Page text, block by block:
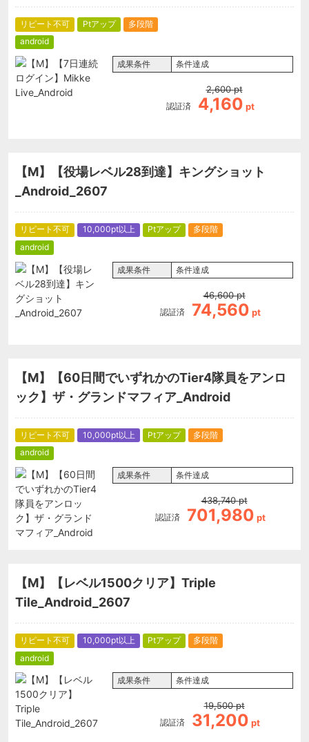
リピート不可 Ptアップ
多段階
android
成果条件 条件達成
認証済
2,600 pt
4,160 pt
【M】【役場レベル28到達】キングショット
_Android_2607
リピート不可 10,000pt以上 Ptアップ
多段階
android
成果条件 条件達成
認証済
46,600 pt
74,560 pt
【M】【60日間でいずれかのTier4隊員をアンロ
ック】ザ・グランドマフィア_Android
リピート不可 10,000pt以上 Ptアップ
多段階
android
成果条件 条件達成
認証済
438,740 pt
701,980 pt
【M】【レベル1500クリア】Triple
Tile_Android_2607
リピート不可 10,000pt以上 Ptアップ
多段階
android
成果条件 条件達成
認証済
19,500 pt
31,200 pt